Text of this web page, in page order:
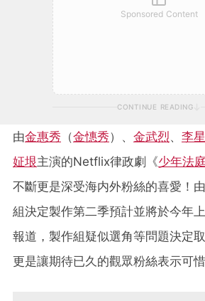
Sponsored Content
CONTINUE READING
由金惠秀 （金憓秀）、 金武烈、 李
姃垠主演的Netflix律政劇《少年法庭
不斷更是深受海内外粉絲的喜愛！
組決定製作第二季預計並將於今年上
報道，製作組疑似選角等問題決定
更是讓期待已久的觀眾粉絲表示可惜